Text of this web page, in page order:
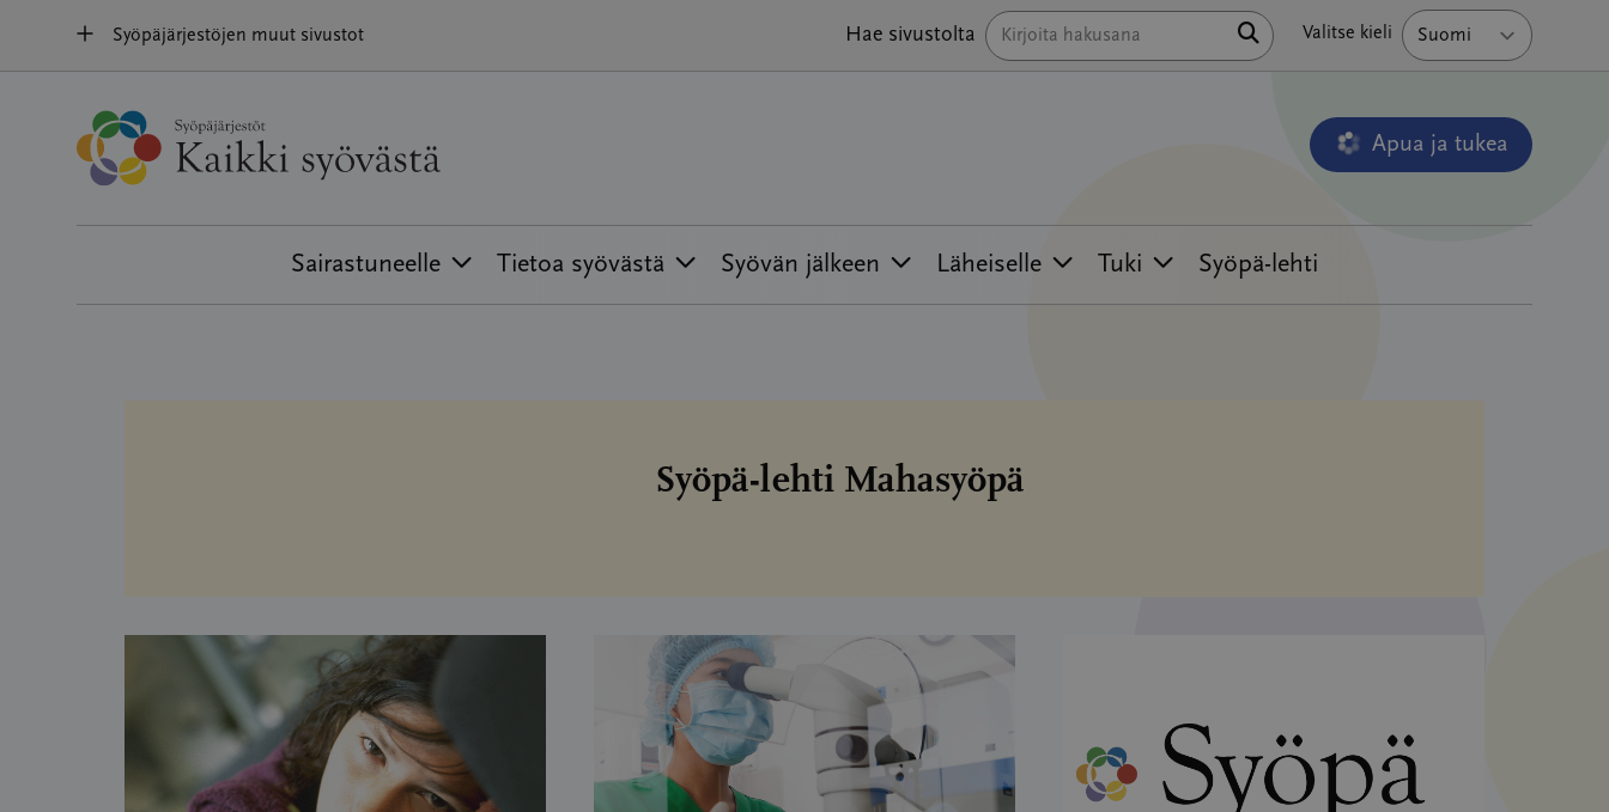
Syöpäjärjestöjen muut sivustot Hae sivustolta Hae Valitse kieli
Apua ja tukea
Avautuu uudessa
Sairastuneelle Tietoa syövästä Syövän jälkeen Läheiselle Tuki Syöpä-lehti
Syöpä-lehti Mahasyöpä